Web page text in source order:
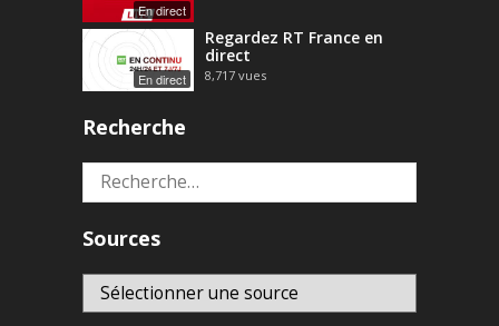
En direct
En direct
Regardez RT France en
direct
8,717 vues
Recherche
Rechercher :
Sources